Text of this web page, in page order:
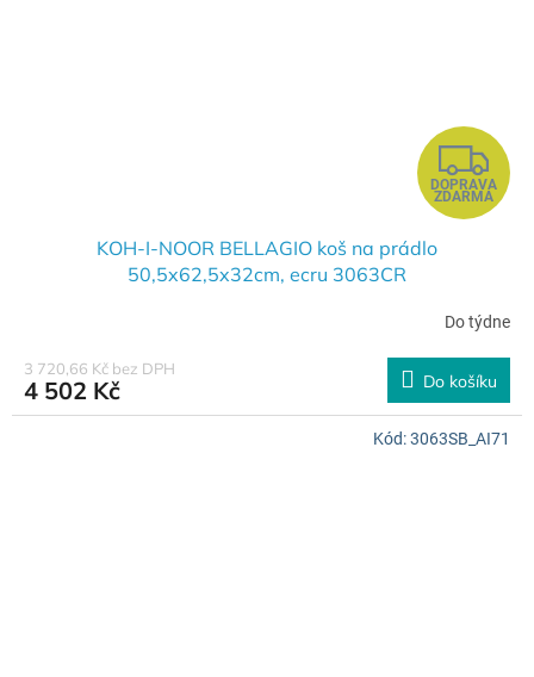
Z
D
R
M
A
DOPRAVA
ZDARMA
KOH-I-NOOR BELLAGIO koš na prádlo
50,5x62,5x32cm, ecru 3063CR
Do týdne
3 720,66 Kč bez DPH
4 502 Kč Do košíku
Kód:3063SB_AI71